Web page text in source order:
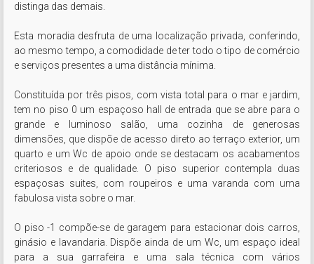
distinga das demais.
Esta moradia desfruta de uma localização privada, conferindo,
ao mesmo tempo, a comodidade de ter todo o tipo de comércio
e serviços presentes a uma distância mínima.
Constituída por três pisos, com vista total para o mar e jardim,
tem no piso 0 um espaçoso hall de entrada que se abre para o
grande e luminoso salão, uma cozinha de generosas
dimensões, que dispõe de acesso direto ao terraço exterior, um
quarto e um Wc de apoio onde se destacam os acabamentos
criteriosos e de qualidade. O piso superior contempla duas
espaçosas suites, com roupeiros e uma varanda com uma
fabulosa vista sobre o mar.
O piso -1 compõe-se de garagem para estacionar dois carros,
ginásio e lavandaria. Dispõe ainda de um Wc, um espaço ideal
para a sua garrafeira e uma sala técnica com vários